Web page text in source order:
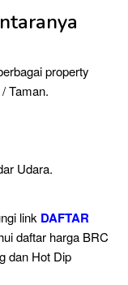
property
Taman.
Udara.
link DAFTAR
daftar harga BRC
dan Hot Dip